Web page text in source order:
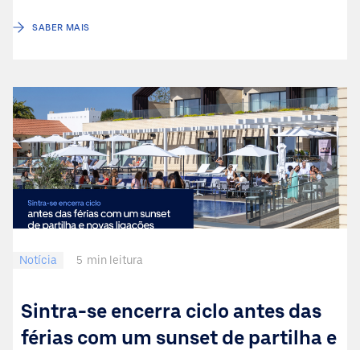
SABER MAIS
Notícia 5 min leitura
Sintra-se encerra ciclo antes das
férias com um sunset de partilha e